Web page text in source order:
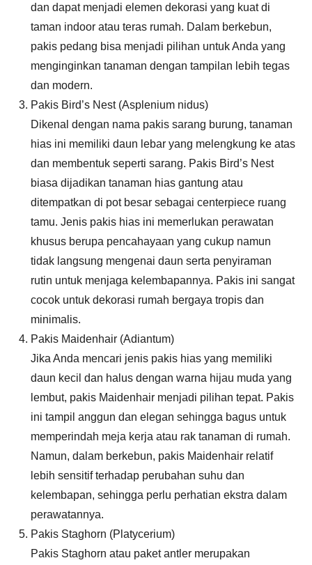
dan dapat menjadi elemen dekorasi yang kuat di
taman indoor atau teras rumah. Dalam berkebun,
pakis pedang bisa menjadi pilihan untuk Anda yang
menginginkan tanaman dengan tampilan lebih tegas
dan modern.
Pakis Bird’s Nest (Asplenium nidus)
Dikenal dengan nama pakis sarang burung, tanaman
hias ini memiliki daun lebar yang melengkung ke atas
dan membentuk seperti sarang. Pakis Bird’s Nest
biasa dijadikan tanaman hias gantung atau
ditempatkan di pot besar sebagai centerpiece ruang
tamu. Jenis pakis hias ini memerlukan perawatan
khusus berupa pencahayaan yang cukup namun
tidak langsung mengenai daun serta penyiraman
rutin untuk menjaga kelembapannya. Pakis ini sangat
cocok untuk dekorasi rumah bergaya tropis dan
minimalis.
Pakis Maidenhair (Adiantum)
Jika Anda mencari jenis pakis hias yang memiliki
daun kecil dan halus dengan warna hijau muda yang
lembut, pakis Maidenhair menjadi pilihan tepat. Pakis
ini tampil anggun dan elegan sehingga bagus untuk
memperindah meja kerja atau rak tanaman di rumah.
Namun, dalam berkebun, pakis Maidenhair relatif
lebih sensitif terhadap perubahan suhu dan
kelembapan, sehingga perlu perhatian ekstra dalam
perawatannya.
Pakis Staghorn (Platycerium)
Pakis Staghorn atau paket antler merupakan